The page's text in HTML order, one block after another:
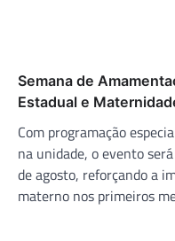
Semana de
Estadual e
Com programação
na unidade, o evento
de agosto, reforçando a
materno nos primeiros